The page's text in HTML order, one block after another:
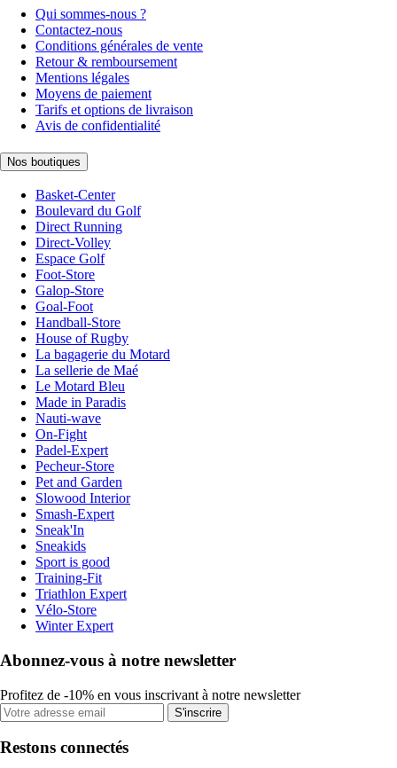
Qui sommes-nous ?
Contactez-nous
Conditions générales de vente
Retour & remboursement
Mentions légales
Moyens de paiement
Tarifs et options de livraison
Avis de confidentialité
Nos boutiques
Basket-Center
Boulevard du Golf
Direct Running
Direct-Volley
Espace Golf
Foot-Store
Galop-Store
Goal-Foot
Handball-Store
House of Rugby
La bagagerie du Motard
La sellerie de Maé
Le Motard Bleu
Made in Paradis
Nauti-wave
On-Fight
Padel-Expert
Pecheur-Store
Pet and Garden
Slowood Interior
Smash-Expert
Sneak'In
Sneakids
Sport is good
Training-Fit
Triathlon Expert
Vélo-Store
Winter Expert
Abonnez-vous à notre newsletter
Profitez de -10% en vous inscrivant à notre newsletter
S'inscrire
Restons connectés